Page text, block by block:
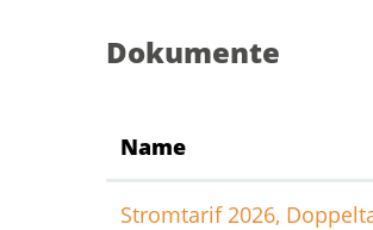
Dokumente
Name
Stromtarif 2026,